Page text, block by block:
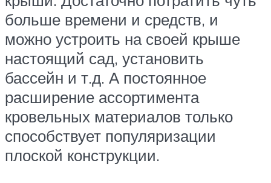
больше времени и средств, и
можно устроить на своей крыше
настоящий сад, установить
бассейн и т.д. А постоянное
расширение ассортимента
кровельных материалов только
способствует популяризации
плоской конструкции.